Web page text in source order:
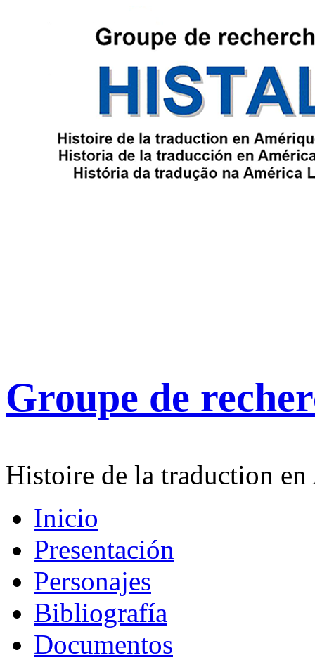
Groupe de
Histoire de la traduction
Inicio
Presentación
Personajes
Bibliografía
Documentos